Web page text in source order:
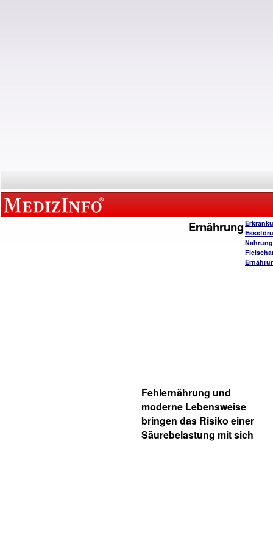
Ernährung
Fehlernährung und
moderne Lebensweise
bringen das Risiko einer
Säurebelastung mit sich